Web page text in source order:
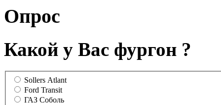
Опрос
Какой у Вас фургон ?
Sollers Atlant
Ford Transit
ГАЗ Соболь